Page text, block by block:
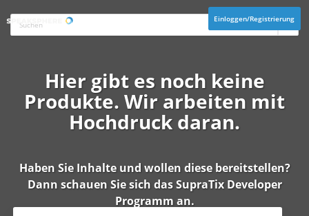
Einloggen/Registrierung
Hier gibt es noch keine
Produkte. Wir arbeiten mit
Hochdruck daran.
Haben Sie Inhalte und wollen diese bereitstellen?
Dann schauen Sie sich dasSupraTix Developer
Programm an.